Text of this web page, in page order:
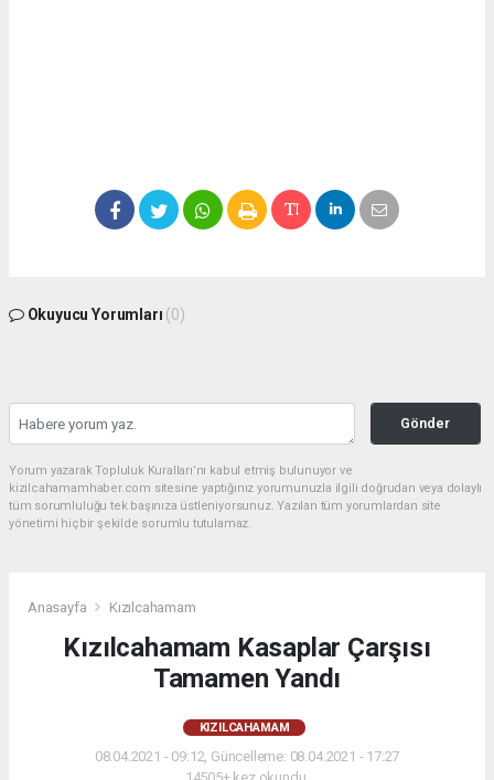
Okuyucu Yorumları (0)
Gönder
Yorum yazarak Topluluk Kuralları’nı kabul etmiş bulunuyor ve
kizilcahamamhaber.com sitesine yaptığınız yorumunuzla ilgili doğrudan veya dolaylı
tüm sorumluluğu tek başınıza üstleniyorsunuz. Yazılan tüm yorumlardan site
yönetimi hiçbir şekilde sorumlu tutulamaz.
Anasayfa Kızılcahamam
Kızılcahamam Kasaplar Çarşısı
Tamamen Yandı
KIZILCAHAMAM
08.04.2021 - 09:12, Güncelleme: 08.04.2021 - 17:27